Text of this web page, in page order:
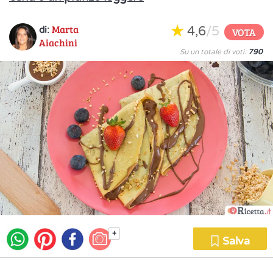
di: Marta
Aiachini
4,6/5 VOTA
Su un totale di voti: 790
+
Salva